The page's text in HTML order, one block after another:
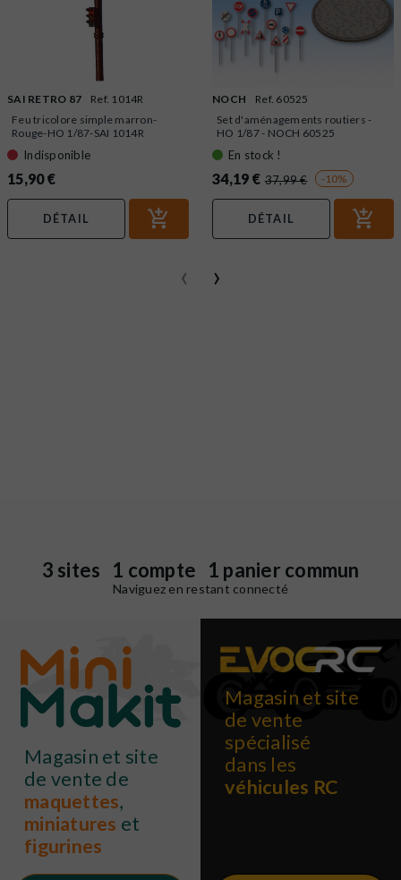
SAI RETRO 87
Ref. 1014R
Feu tricolore simple marron-
Rouge-HO 1/87-SAI 1014R
Indisponible
15,90 €
DÉTAIL
NOCH
Ref. 60525
Set d'aménagements routiers -
HO 1/87 - NOCH 60525
En stock !
34,19 € 37,99 € -10%
DÉTAIL
‹ ›
3 sites 1 compte 1 panier commun
Naviguez en restant connecté
Magasin et site
de vente de
maquettes,
miniatures et
figurines
Magasin et site
de vente
spécialisé
dans les
véhicules RC